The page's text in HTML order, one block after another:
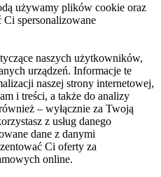
używamy plików cookie oraz
spersonalizowane
naszych użytkowników,
urządzeń. Informacje te
naszej strony internetowej,
i treści, a także do analizy
– wyłącznie za Twoją
z usług danego
dane z danymi
Ci oferty za
online.